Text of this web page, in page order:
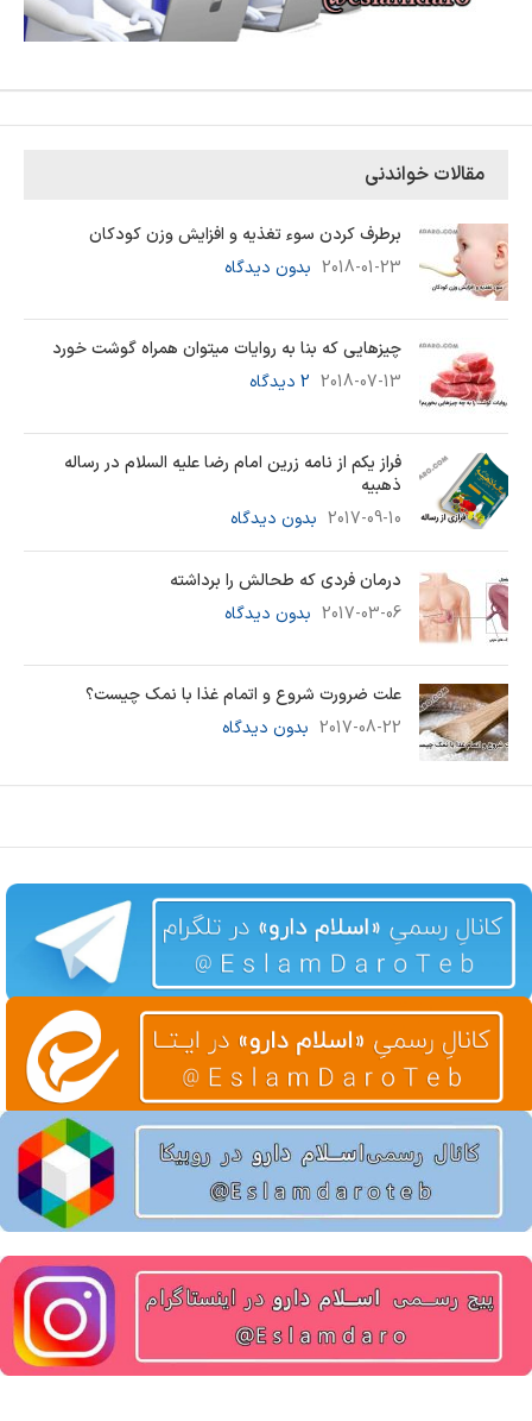
مقالات خواندنی
برطرف کردن سوء تغذیه و افزایش وزن کودکان
2018-01-23 بدون دیدگاه
چیزهایی که بنا به روایات میتوان همراه گوشت خورد
2018-07-13 2 دیدگاه
فراز یکم از نامه زرین امام رضا علیه السلام در رساله
ذهبیه
2017-09-10 بدون دیدگاه
درمان فردی که طحالش را برداشته
2017-03-06 بدون دیدگاه
علت ضرورت شروع و اتمام غذا با نمک چیست؟
2017-08-22 بدون دیدگاه